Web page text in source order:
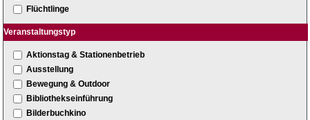
Flüchtlinge
Veranstaltungstyp
Aktionstag & Stationenbetrieb
Ausstellung
Bewegung & Outdoor
Bibliothekseinführung
Bilderbuchkino